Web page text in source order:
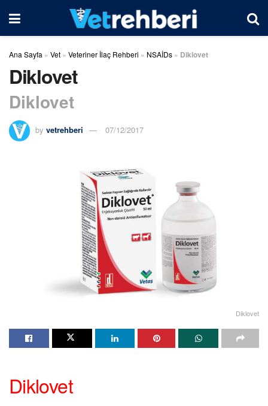
Ana Sayfa » Vet » Veteriner İlaç Rehberi » NSAİDs » Diklovet
Diklovet
Diklovet
by vetrehberi 07/12/2017
Diklovet
Diklovet